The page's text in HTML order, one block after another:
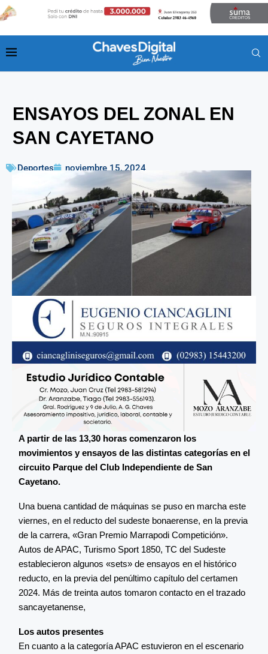
ENSAYOS DEL ZONAL EN
SAN CAYETANO
Deportes noviembre 15, 2024
A partir de las 13,30 horas comenzaron los
movimientos y ensayos de las distintas categorías en el
circuito Parque del Club Independiente de San
Cayetano.
Una buena cantidad de máquinas se puso en marcha este
viernes, en el reducto del sudeste bonaerense, en la previa
de la carrera, «Gran Premio Marrapodi Competición».
Autos de APAC, Turismo Sport 1850, TC del Sudeste
establecieron algunos «sets» de ensayos en el histórico
reducto, en la previa del penúltimo capítulo del certamen
2024. Más de treinta autos tomaron contacto en el trazado
sancayetanense,
Los autos presentes
En cuanto a la categoría APAC estuvieron en el escenario